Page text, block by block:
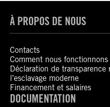
À PROPOS DE NOUS
Contacts
Comment nous fonctionnons
Déclaration de transparence
l’esclavage moderne
Financement et salaires
DOCUMENTATION